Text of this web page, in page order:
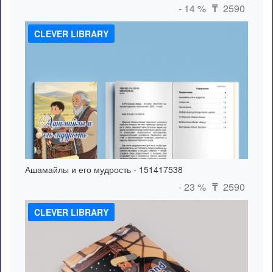
- 14 % ₸ 2590
CLEVER LIBRARY
Ашамайлы и его мудрость - 151417538
- 23 % ₸ 2590
CLEVER LIBRARY